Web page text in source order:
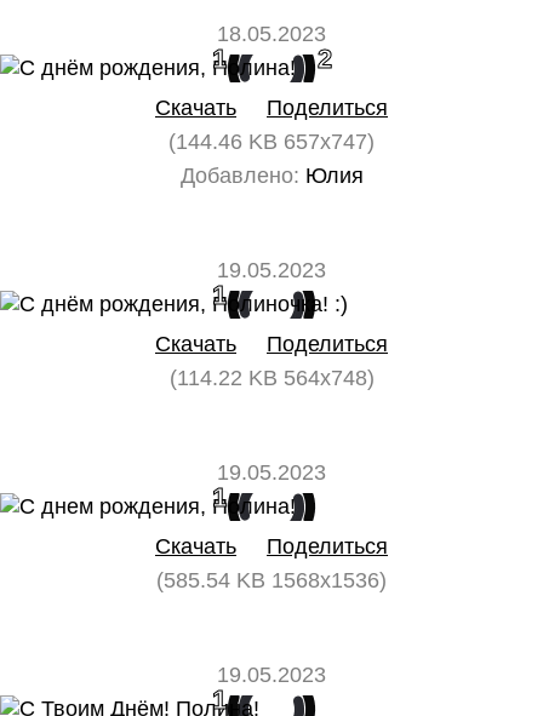
18.05.2023
1 2
Скачать
Поделиться
(144.46 KB 657x747)
Добавлено: Юлия
19.05.2023
1 0
Скачать
Поделиться
(114.22 KB 564x748)
19.05.2023
1
Скачать
Поделиться
(585.54 KB 1568x1536)
19.05.2023
1